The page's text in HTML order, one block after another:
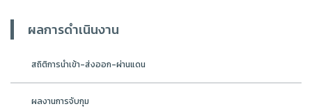
ผลการดำเนินงาน
สถิติการนำเข้า-ส่งออก-ผ่านแดน
ผลงานการจับกุม